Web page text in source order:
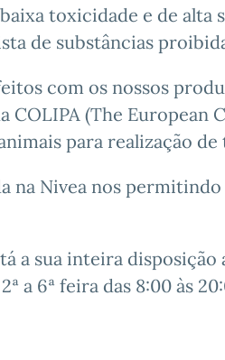
toxicidade e de alta
de substâncias
com os nossos
COLIPA (The European
para realização de
na Nivea nos
a sua inteira disposição
a 6ª feira das 8:00 às